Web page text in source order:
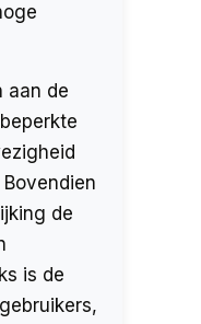
aan de
de
is de